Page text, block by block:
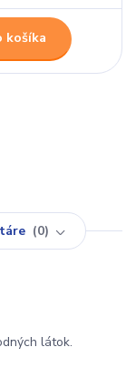
košíka
0
látok.